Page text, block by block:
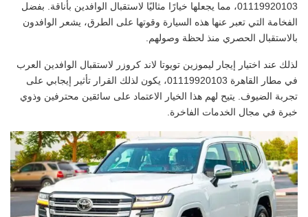
01119920103، مما يجعلها خيارًا مثاليًا لاستقبال الوافدين بأناقة. بفضل
الفخامة التي تعبر عنها هذه السيارة وقوتها على الطرق، يشعر الوافدون
بالاستقبال الحصري منذ لحظة وصولهم.
لذلك عند اختيار إيجار ليموزين تويوتا لاند كروزر لاستقبال الوافدين العرب
في مطار القاهرة 01119920103، يكون لذلك القرار تأثير إيجابي على
تجربة الضيوف. يتيح لهم هذا الخيار الاعتماد على سائقين محترفين وذوي
خبرة في مجال الخدمات الفاخرة.